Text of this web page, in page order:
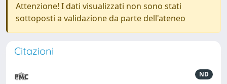
Attenzione! I dati visualizzati non sono stati
sottoposti a validazione da parte dell'ateneo
Citazioni
ND